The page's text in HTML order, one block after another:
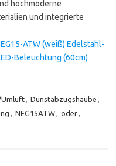
hochmoderne
und integrierte
ATW (weiß) Edelstahl-
Beleuchtung (60cm)
, Dunstabzugshaube ,
, NEG15ATW, oder,